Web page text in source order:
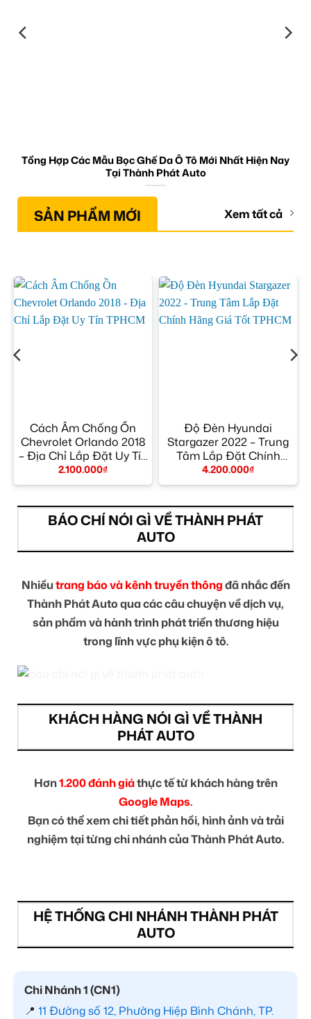
Tổng Hợp Các Mẫu Bọc Ghế Da Ô Tô Mới Nhất Hiện Nay
Tại Thành Phát Auto
SẢN PHẨM MỚI Xem tất cả
Cách Âm Chống Ồn
Chevrolet Orlando 2018
– Địa Chỉ Lắp Đặt Uy Tín
TPHCM
2.100.000₫
Độ Đèn Hyundai
Stargazer 2022 – Trung
Tâm Lắp Đặt Chính
Hãng Giá Tốt TPHCM
4.200.000₫
BÁO CHÍ NÓI GÌ VỀ THÀNH PHÁT
AUTO
Nhiềutrang báo và kênh truyền thôngđã nhắc đến
Thành Phát Auto qua các câu chuyện về dịch vụ,
sản phẩm và hành trình phát triển thương hiệu
trong lĩnh vực phụ kiện ô tô.
KHÁCH HÀNG NÓI GÌ VỀ THÀNH
PHÁT AUTO
Hơn1.200 đánh giáthực tế từ khách hàng trên
Google Maps.
Bạn có thể xem chi tiết phản hồi, hình ảnh và trải
nghiệm tại từng chi nhánh của Thành Phát Auto.
HỆ THỐNG CHI NHÁNH THÀNH PHÁT
AUTO
Chi Nhánh 1 (CN1)
📍 11 Đường số 12, Phường Hiệp Bình Chánh, TP.